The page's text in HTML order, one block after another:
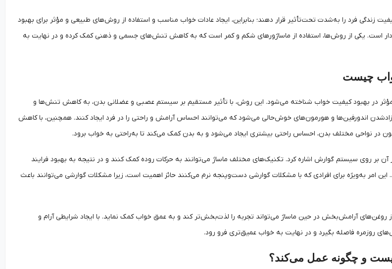
زندگی فرد را به‌شدت تحت‌تأثیر قرار دهند؛ بنابراین، ایجاد عادات خواب مناسب و استفاده از روش‌های طبیعی و مؤثر برای بهبود
است. یکی از روش‌ها، استفاده از ماساژورهای شکم و کمر است که به کاهش تنش‌های جسمی و ذهنی کمک کرده و در نهایت به
چیست
در بهبود کیفیت خواب شناخته می‌شود. این روش، با تأثیر مستقیم بر سیستم عصبی و عضلانی بدن، به کاهش تنش‌ها و
اندورفین‌ها و هورمون‌های خوش‌حالی می‌شود که می‌توانند احساس آرامش و راحتی را در فرد ایجاد کنند. همچنین، با کاهش
نواحی مختلف بدن، احساس راحتی بیشتری ایجاد می‌شود و به بدن کمک می‌کند تا به‌راحتی به خواب برود.
آن بر روی سیستم گوارش اشاره کرد. تکنیک‌های مختلف ماساژ می‌توانند به حرکات روده کمک کنند و در نتیجه به بهبود فرایند
امر به‌ویژه برای افرادی که با مشکلات گوارشی دست‌وپنجه نرم می‌کنند حائز اهمیت است، زیرا مشکلات گوارشی می‌توانند باعث
از روغن‌های آرامش‌بخش در حین ماساژ می‌تواند تجربه را لذت‌بخش‌تر کند و به عمق خواب کمک نماید. با ایجاد شرایطی آرام و
روزمره فاصله بگیرد و در نهایت به خواب عمیق‌تری فرو رود.
و چگونه عمل می‌کند؟